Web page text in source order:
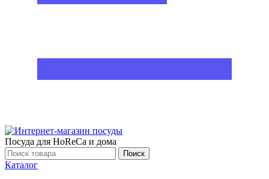
Посуда для HoReCa и дома
Поиск
Каталог